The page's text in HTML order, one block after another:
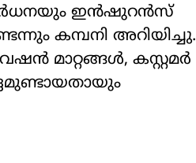
വര്‍ധനയും ഇന്‍ഷുറന്‍സ്
കമ്പനി അറിയിച്ചു.
മാറ്റങ്ങള്‍, കസ്റ്റമര്‍